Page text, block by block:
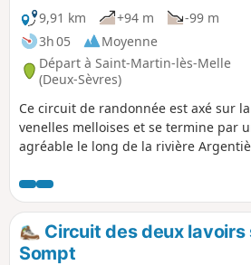
9,91 km
+94 m
-99 m
3h 05
Moyenne
Départ à Saint-Martin-lès-Melle
(Deux-Sèvres)
Ce circuit de randonnée est axé sur
venelles melloises et se termine par
agréable le long de la rivière
de la ville de Melle (cf. rubrique
à proximité").
Circuit des deux lavoirs
Sompt